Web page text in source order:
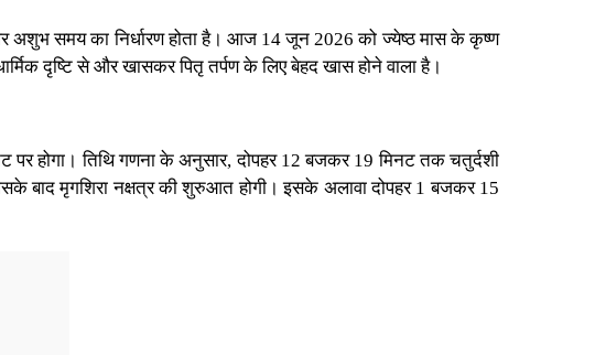
अशुभ समय का निर्धारण होता है। आज 14 जून 2026 को ज्येष्ठ मास के कृष्ण
दृष्टि से और खासकर पितृ तर्पण के लिए बेहद खास होने वाला है।
पर होगा। तिथि गणना के अनुसार, दोपहर 12 बजकर 19 मिनट तक चतुर्दशी
बाद मृगशिरा नक्षत्र की शुरुआत होगी। इसके अलावा दोपहर 1 बजकर 15